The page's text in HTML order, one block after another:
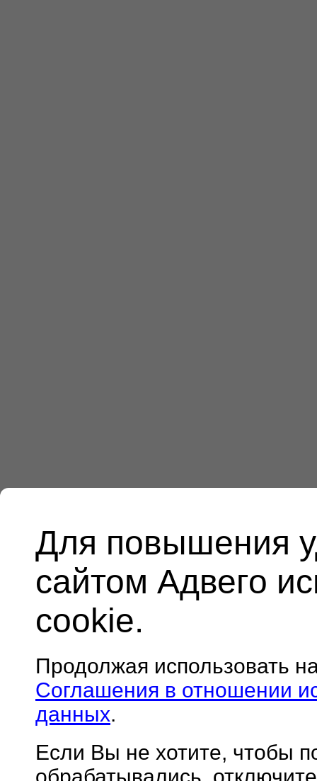
Для повышения
сайтом Адвего
cookie.
Продолжая использовать
Соглашения в отношении
данных.
Если Вы не хотите, чтобы